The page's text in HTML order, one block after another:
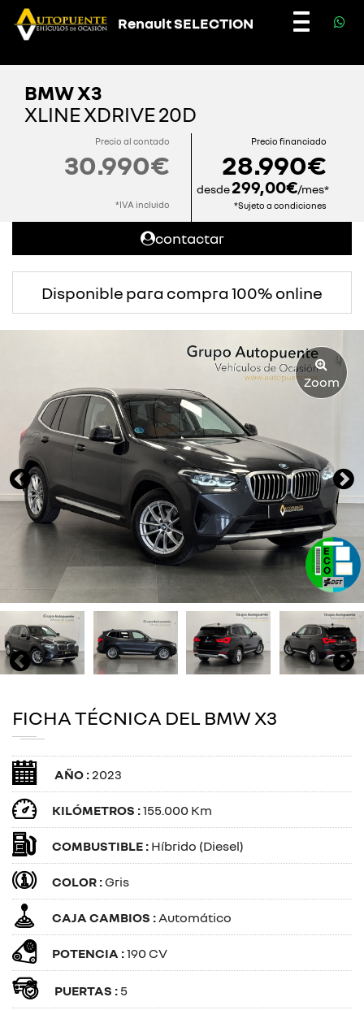
Renault SELECTION
Toggle
BMW X3
XLINE XDRIVE 20D
Precio al contado
30.990€
*IVA incluido
Precio financiado
28.990€
desde299,00€/mes*
*Sujeto a condiciones
contactar
Disponible para compra 100% online
Zoom
FICHA TÉCNICA DEL BMW X3
AÑO :2023
KILÓMETROS :155.000 Km
COMBUSTIBLE : Híbrido (Diesel)
COLOR :Gris
CAJA CAMBIOS :Automático
POTENCIA :190 CV
PUERTAS : 5